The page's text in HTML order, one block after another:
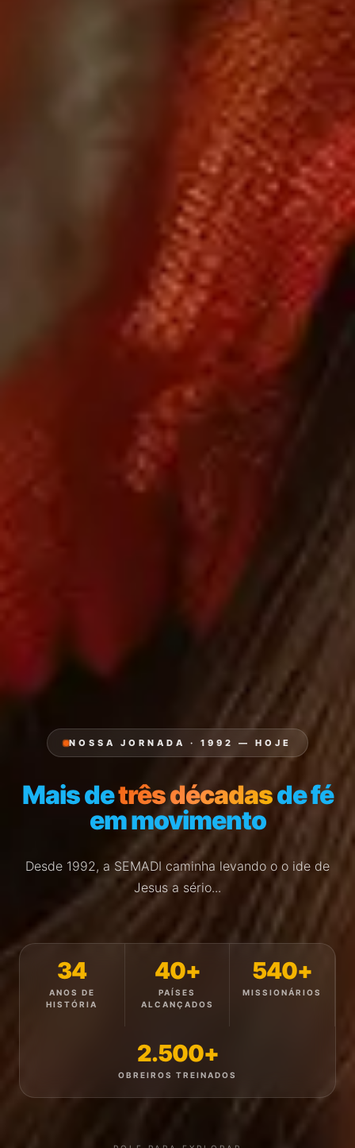
NOSSA JORNADA · 1992 — HOJE
Mais detrês décadasde fé
em movimento
Desde 1992, a SEMADI caminha levando o o ide de
Jesus a sério...
34
ANOS DE
HISTÓRIA
40+
PAÍSES
ALCANÇADOS
540+
MISSIONÁRIOS
2.500+
OBREIROS TREINADOS